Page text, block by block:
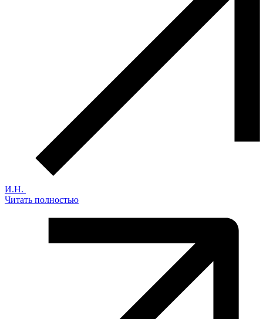
И.Н.
Читать полностью